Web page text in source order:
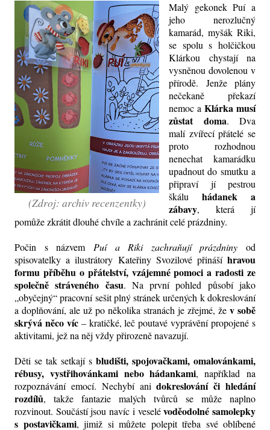
(Zdroj: archiv recenzentky)
Malý gekonek Puí a
jeho nerozlučný
kamarád, myšák Riki,
se spolu s holčičkou
Klárkou chystají na
vysněnou dovolenou v
přírodě. Jenže plány
nečekaně překazí
nemoc a Klárka musí
zůstat doma. Dva
malí zvířecí přátelé se
proto rozhodnou
nenechat kamarádku
upadnout do smutku a
připraví jí pestrou
škálu hádanek a
zábavy, která jí
pomůže zkrátit dlouhé chvíle a zachránit celé prázdniny.
Počin s názvem Puí a Riki zachraňují prázdniny od
spisovatelky a ilustrátory Kateřiny Svozilové přináší hravou
formu příběhu o přátelství, vzájemné pomoci a radosti ze
společně stráveného času. Na první pohled působí jako
„obyčejný“ pracovní sešit plný stránek určených k dokreslování
a doplňování, ale už po několika stranách je zřejmé, že v sobě
skrývá něco víc– kratičké, leč poutavé vyprávění propojené s
aktivitami, jež na něj vždy přirozeně navazují.
Děti se tak setkají s bludišti, spojovačkami, omalovánkami,
rébusy, vystřihovánkami nebo hádankami, například na
rozpoznávání emocí. Nechybí anidokreslování či hledání
rozdílů, takže fantazie malých tvůrců se může naplno
rozvinout. Součástí jsou navíc i veselévoděodolné samolepky
s postavičkami, jimiž si můžete polepit třeba své oblíbené